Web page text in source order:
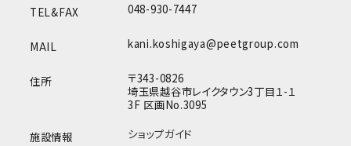
TEL&FAX 048-930-7447
MAIL kani.koshigaya@peetgroup.com
住所
〒343-0826
埼玉県越谷市レイクタウン3丁目１-１
3F 区画No.3095
施設情報 ショップガイド